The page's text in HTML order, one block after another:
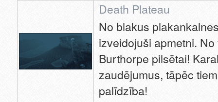
Death Plateau
No blakus
izveidojuši apmetni.
Burthorpe pilsētai!
zaudējumus, tāpēc
palīdzība!